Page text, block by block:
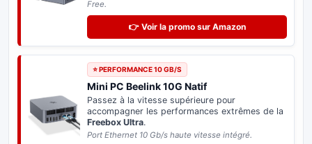
Free.
👉 Voir la promo sur Amazon
⭐ PERFORMANCE 10 GB/S
Mini PC Beelink 10G Natif
Passez à la vitesse supérieure pour
accompagner les performances extrêmes de la
Freebox Ultra.
Port Ethernet 10 Gb/s haute vitesse intégré.